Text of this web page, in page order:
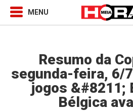
Resumo da
segunda-feira, 6/
jogos &#8211;
Bélgica